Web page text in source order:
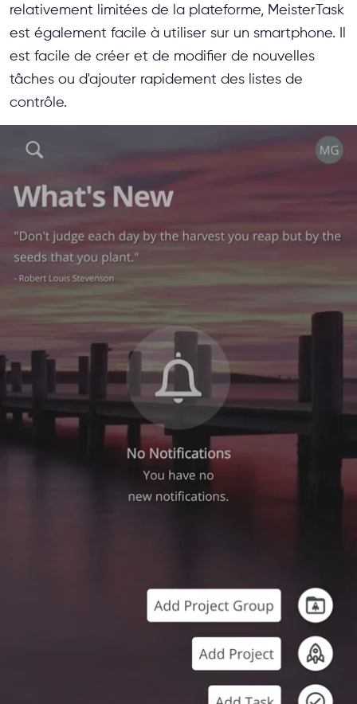
relativement limitées de la plateforme, MeisterTask
est également facile à utiliser sur un smartphone. Il
est facile de créer et de modifier de nouvelles
tâches ou d'ajouter rapidement des listes de
contrôle.